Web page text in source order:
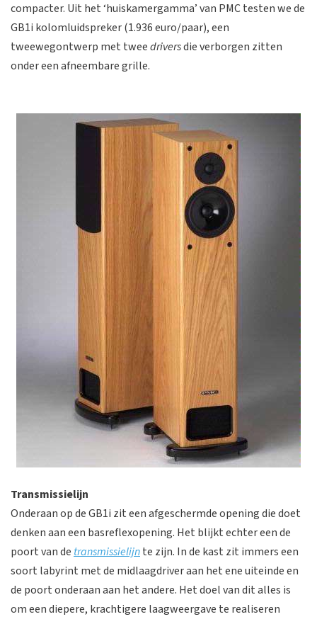
compacter. Uit het ‘huiskamergamma’ van PMC testen we de
GB1i kolomluidspreker (1.936 euro/paar), een
tweewegontwerp met tweedriversdie verborgen zitten
onder een afneembare grille.
Transmissielijn
Onderaan op de GB1i zit een afgeschermde opening die doet
denken aan een basreflexopening. Het blijkt echter een de
poort van de transmissielijnte zijn. In de kast zit immers een
soort labyrint met de midlaagdriver aan het ene uiteinde en
de poort onderaan aan het andere. Het doel van dit alles is
om een diepere, krachtigere laagweergave te realiseren